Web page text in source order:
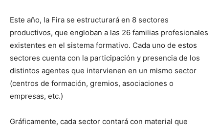
Este año, la Fira se estructurará en 8 sectores
productivos, que engloban a las 26 familias profesionales
existentes en el sistema formativo. Cada uno de estos
sectores cuenta con la participación y presencia de los
distintos agentes que intervienen en un mismo sector
(centros de formación, gremios, asociaciones o
empresas, etc.)
Gráficamente, cada sector contará con material que